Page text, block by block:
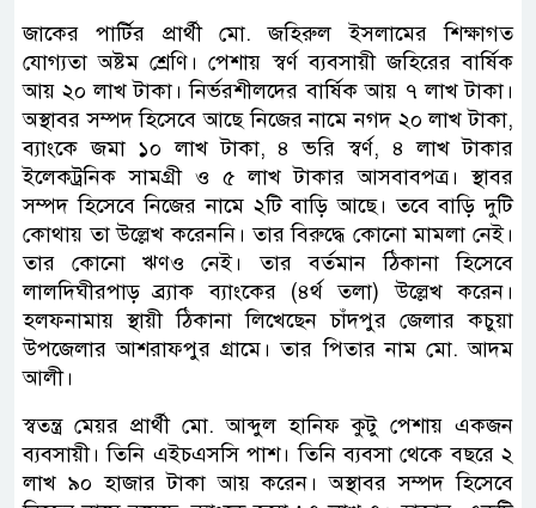
জাকের পার্টির প্রার্থী মো. জহিরুল ইসলামের শিক্ষাগত
যোগ্যতা অষ্টম শ্রেণি। পেশায় স্বর্ণ ব্যবসায়ী জহিরের বার্ষিক
আয় ২০ লাখ টাকা। নির্ভরশীলদের বার্ষিক আয় ৭ লাখ টাকা।
অস্থাবর সম্পদ হিসেবে আছে নিজের নামে নগদ ২০ লাখ টাকা,
ব্যাংকে জমা ১০ লাখ টাকা, ৪ ভরি স্বর্ণ, ৪ লাখ টাকার
ইলেকট্রনিক সামগ্রী ও ৫ লাখ টাকার আসবাবপত্র। স্থাবর
সম্পদ হিসেবে নিজের নামে ২টি বাড়ি আছে। তবে বাড়ি দুটি
কোথায় তা উল্লেখ করেননি। তার বিরুদ্ধে কোনো মামলা নেই।
তার কোনো ঋণও নেই। তার বর্তমান ঠিকানা হিসেবে
লালদিঘীরপাড় ব্র্যাক ব্যাংকের (৪র্থ তলা) উল্লেখ করেন।
হলফনামায় স্থায়ী ঠিকানা লিখেছেন চাঁদপুর জেলার কচুয়া
উপজেলার আশরাফপুর গ্রামে। তার পিতার নাম মো. আদম
আলী।
স্বতন্ত্র মেয়র প্রার্থী মো. আব্দুল হানিফ কুটু পেশায় একজন
ব্যবসায়ী। তিনি এইচএসসি পাশ। তিনি ব্যবসা থেকে বছরে ২
লাখ ৯০ হাজার টাকা আয় করেন। অস্থাবর সম্পদ হিসেবে